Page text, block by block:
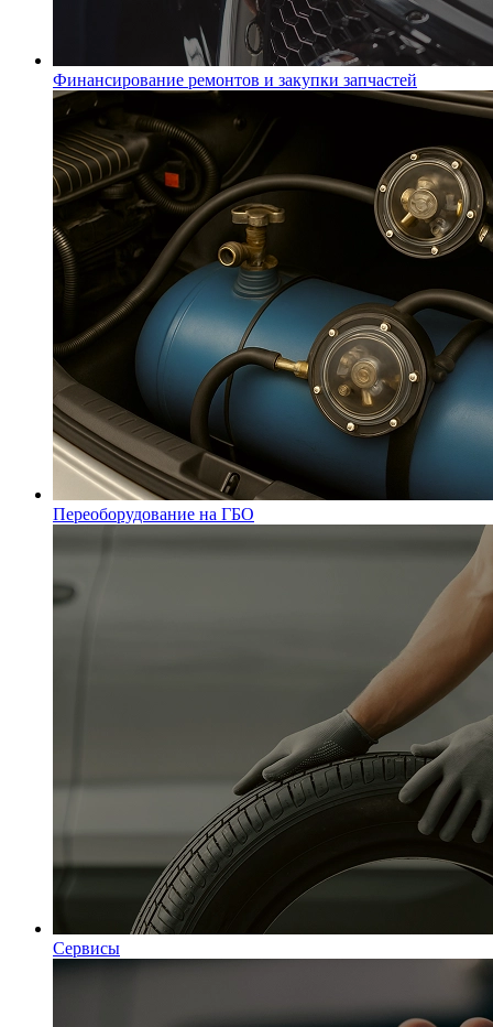
Финансирование ремонтов и закупки запчастей
Переоборудование на ГБО
Сервисы